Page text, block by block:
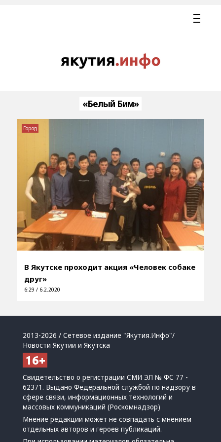
«Белый Бим»
В Якутске проходит акция «Человек собаке
друг»
6:29 / 6.2.2020
Город
2013-2026 / Сетевое издание "Якутия.Инфо"/
Новости Якутии и Якутска
Свидетельство о регистрации СМИ ЭЛ № ФС 77 -
62371. Выдано Федеральной службой по надзору в
сфере связи, информационных технологий и
массовых коммуникаций (Роскомнадзор)
Мнение редакции может не совпадать с мнением
отдельных авторов и героев публикаций.